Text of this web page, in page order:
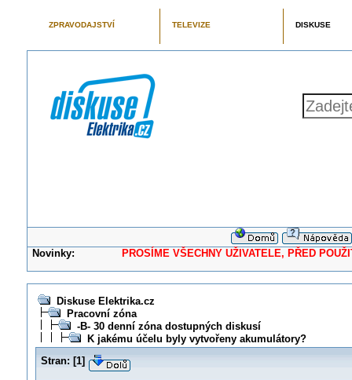
ZPRAVODAJSTVÍ TELEVIZE DISKUSE
Novinky: PROSÍME VŠECHNY UŽIVATELE, PŘED
Diskuse Elektrika.cz
Pracovní zóna
-B- 30 denní zóna dostupných diskusí
K jakému účelu byly vytvořeny akumulátory?
Stran: [1]